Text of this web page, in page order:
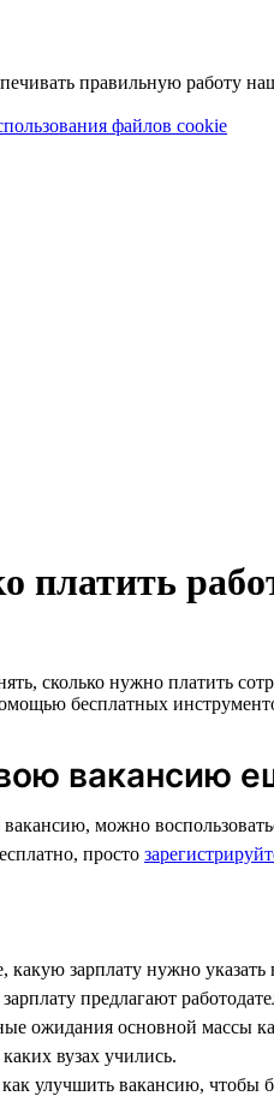
правильную работу
файлов cookie
платить
сколько нужно платить
бесплатных
вакансию
можно
просто
какую зарплату нужно
предлагают
ожидания основной массы
вузах учились.
как улучшить вакансию, чтобы